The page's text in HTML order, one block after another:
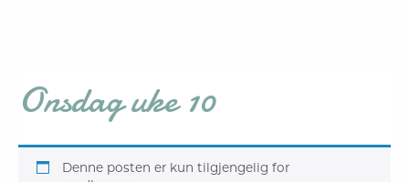
Onsdag uke 10
Denne posten er kun tilgjengelig for